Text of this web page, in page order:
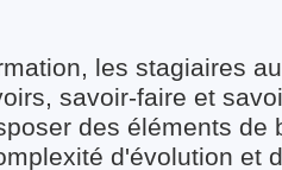
les stagiaires
savoir-faire et
des éléments de
d'évolution et